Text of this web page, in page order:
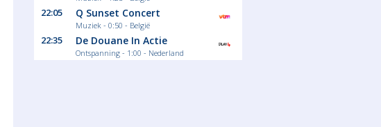
22:05 Q Sunset Concert
Muziek - 0:50 - België
22:35 De Douane In Actie
Ontspanning - 1:00 - Nederland